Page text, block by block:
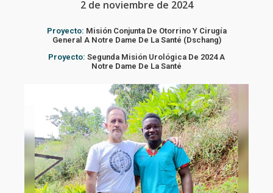
2 de noviembre de 2024
Proyecto: Misión Conjunta De Otorrino Y Cirugía
General A Notre Dame De La Santé (Dschang)
Proyecto: Segunda Misión Urológica De 2024 A
Notre Dame De La Santé